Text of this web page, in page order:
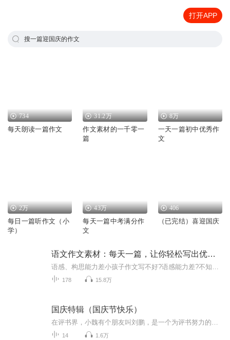
打开APP
搜一篇迎国庆的作文
734
每天朗读一篇作文
31.2万
作文素材的一千零一
篇
8万
一天一篇初中优秀作
文
2万
每日一篇听作文（小
学）
43万
每天一篇中考满分作
文
406
（已完结）喜迎国庆
语文作文素材：每天一篇，让你轻松写出优秀作文
178 15.8万
国庆特辑（国庆节快乐）
14 1.6万